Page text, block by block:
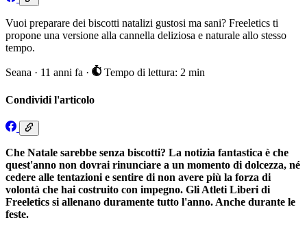
Vuoi preparare dei biscotti natalizi gustosi ma sani? Freeletics ti
propone una versione alla cannella deliziosa e naturale allo stesso
tempo.
Seana · 11 anni fa · Tempo di lettura: 2 min
Condividi l'articolo
Che Natale sarebbe senza biscotti? La notizia fantastica è che
quest'anno non dovrai rinunciare a un momento di dolcezza, né
cedere alle tentazioni e sentire di non avere più la forza di
volontà che hai costruito con impegno. Gli Atleti Liberi di
Freeletics si allenano duramente tutto l'anno. Anche durante le
feste.